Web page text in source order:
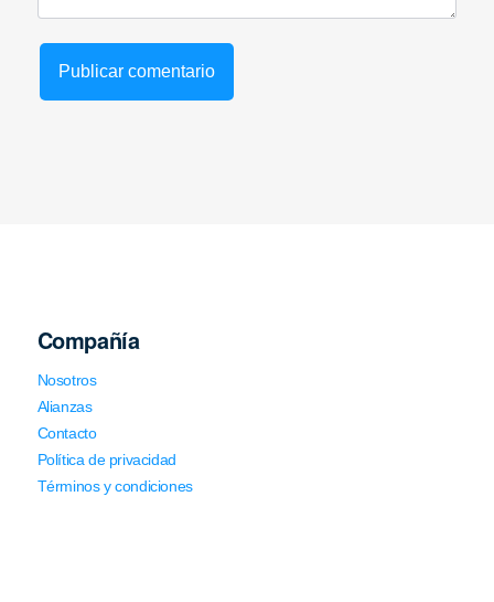
Compañía
Nosotros
Alianzas
Contacto
Política de privacidad
Términos y condiciones